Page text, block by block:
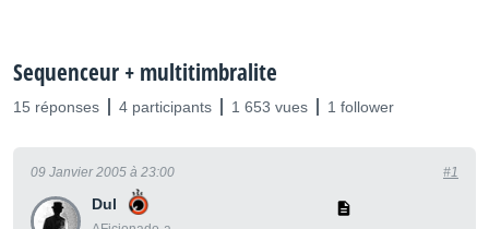
Sequenceur + multitimbralite
15 réponses 4 participants 1 653 vues 1 follower
Dul
09 Janvier 2005 à 23:00 #1